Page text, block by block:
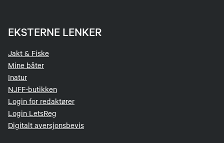
EKSTERNE LENKER
Jakt & Fiske
Mine båter
Inatur
NJFF-butikken
Login for redaktører
Login LetsReg
Digitalt aversjonsbevis